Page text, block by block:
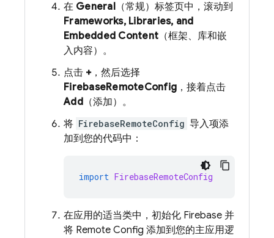
在 General（常规）标签页中，滚动到
Frameworks, Libraries, and
Embedded Content （框架、库和嵌
入内容）。
点击 +，然后选择
FirebaseRemoteConfig ，接着点击
Add（添加）。
将 FirebaseRemoteConfig 导入项添
加到您的代码中：
import FirebaseRemoteConfig
在应用的适当类中，初始化 Firebase 并
将 Remote Config 添加到您的主应用逻